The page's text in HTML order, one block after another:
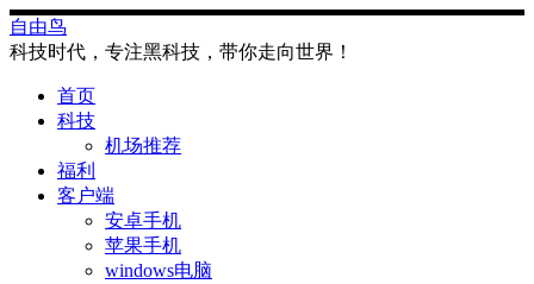
Skip
to
content
自由鸟
科技时代，专注黑科技，带你走向世界！
首页
科技
机场推荐
福利
客户端
安卓手机
苹果手机
windows电脑